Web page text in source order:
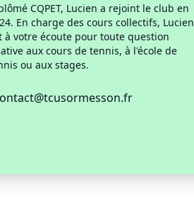
CQPET, Lucien a rejoint le club en
En charge des cours collectifs, Lucien
à votre écoute pour toute question
aux cours de tennis, à l'école de
ou aux stages.